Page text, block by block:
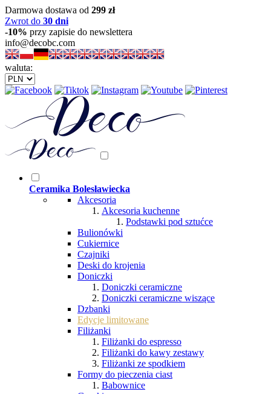
Darmowa dostawa od 299 zł
Zwrot do 30 dni
-10% przy zapisie do newslettera
info@decobc.com
waluta:
Ceramika Bolesławiecka
Akcesoria
Akcesoria kuchenne
Podstawki pod sztućce
Bulionówki
Cukiernice
Czajniki
Deski do krojenia
Doniczki
Doniczki ceramiczne
Doniczki ceramiczne wiszące
Dzbanki
Edycje limitowane
Filiżanki
Filiżanki do espresso
Filiżanki do kawy zestawy
Filiżanki ze spodkiem
Formy do pieczenia ciast
Babownice